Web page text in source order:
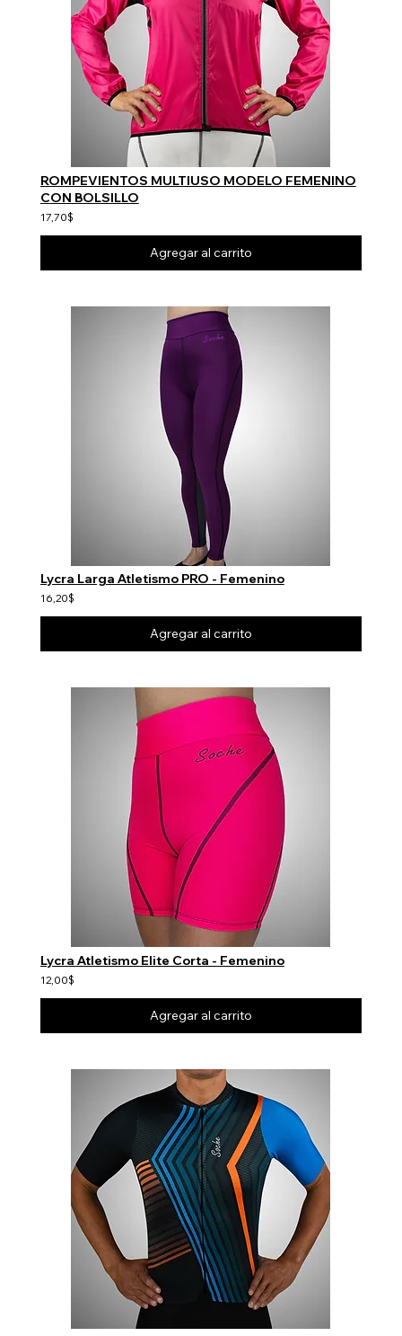
ROMPEVIENTOS MULTIUSO MODELO FEMENINO
CON BOLSILLO
17,70$
Agregar al carrito
Lycra Larga Atletismo PRO - Femenino
16,20$
Agregar al carrito
Lycra Atletismo Elite Corta - Femenino
12,00$
Agregar al carrito